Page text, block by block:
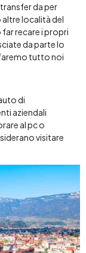
da per
località del
recare i propri
da parte lo
tutto noi
di
aziendali
al pc o
visitare